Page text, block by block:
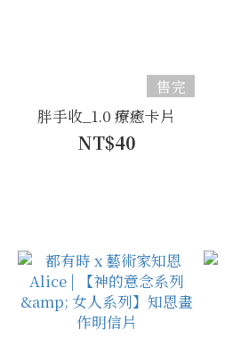
售完
胖手收_1.0 療癒卡片
NT$40